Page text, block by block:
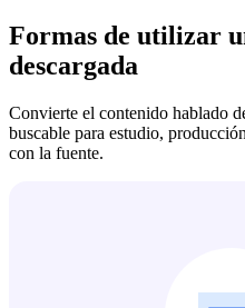
Formas de utilizar
descargada
Convierte el contenido hablado
buscable para estudio,
con la fuente.